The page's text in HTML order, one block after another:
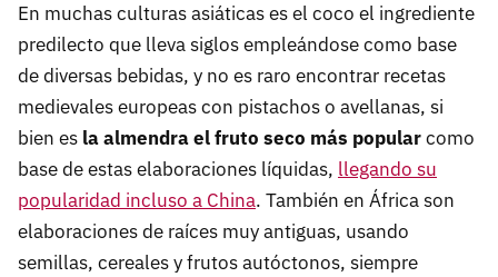
En muchas culturas asiáticas es el coco el ingrediente
predilecto que lleva siglos empleándose como base
de diversas bebidas, y no es raro encontrar recetas
medievales europeas con pistachos o avellanas, si
bien es la almendra el fruto seco más popularcomo
base de estas elaboraciones líquidas, llegando su
popularidad incluso a China. También en África son
elaboraciones de raíces muy antiguas, usando
semillas, cereales y frutos autóctonos, siempre